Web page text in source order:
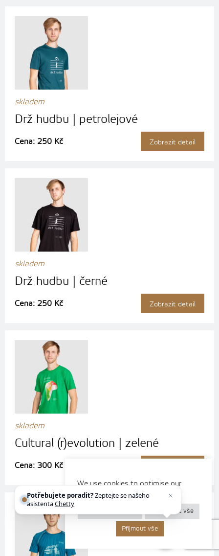
skladem
Drž hudbu | petrolejové
Cena: 250 Kč Zobrazit detail
skladem
Drž hudbu | černé
Cena: 250 Kč Zobrazit detail
skladem
Cultural (r)evolution | zelené
Cena: 300 Kč
We use cookies to optimise our
website and our services.
Odmítnout vše
Přijmout vše
Potřebujete poradit?Zeptejte se našeho
asistentaChettyho